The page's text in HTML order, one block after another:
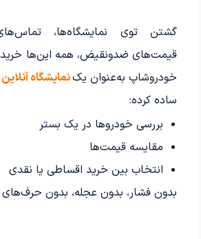
گشتن توی نمایشگاه‌ها،
قیمت‌های ضدونقیض، همه این‌ها
خودروشاپ به‌عنوان یکنمایشگاه
ساده کرده:
بررسی خودروها در یک بستر
مقایسه قیمت‌ها
انتخاب بین خرید اقساطی یا نقدی
بدون فشار، بدون عجله، بدون